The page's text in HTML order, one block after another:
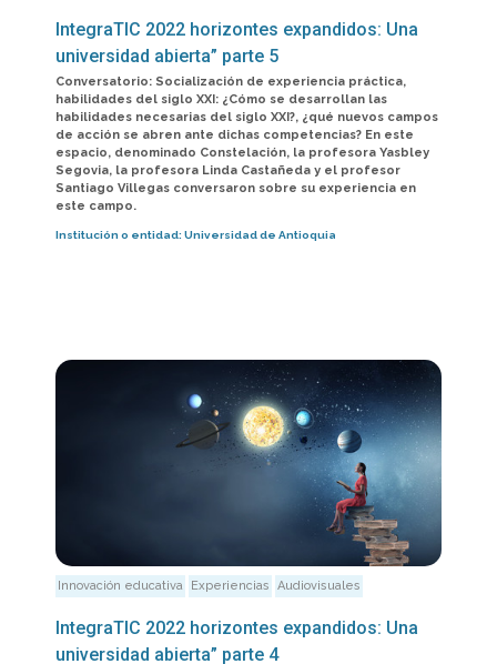
IntegraTIC 2022 horizontes expandidos: Una
universidad abierta” parte 5
Conversatorio: Socialización de experiencia práctica,
habilidades del siglo XXI: ¿Cómo se desarrollan las
habilidades necesarias del siglo XXI?, ¿qué nuevos campos
de acción se abren ante dichas competencias? En este
espacio, denominado Constelación, la profesora Yasbley
Segovia, la profesora Linda Castañeda y el profesor
Santiago Villegas conversaron sobre su experiencia en
este campo.
Institución o entidad: Universidad de Antioquia
Innovación educativa Experiencias Audiovisuales
IntegraTIC 2022 horizontes expandidos: Una
universidad abierta” parte 4